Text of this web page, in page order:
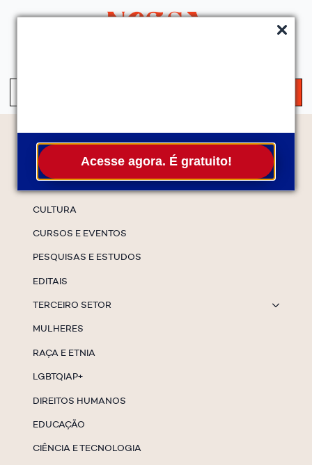
Acesse agora. É gratuito!
Temas
CULTURA
CURSOS E EVENTOS
PESQUISAS E ESTUDOS
EDITAIS
TERCEIRO SETOR
MULHERES
RAÇA E ETNIA
LGBTQIAP+
DIREITOS HUMANOS
EDUCAÇÃO
CIÊNCIA E TECNOLOGIA